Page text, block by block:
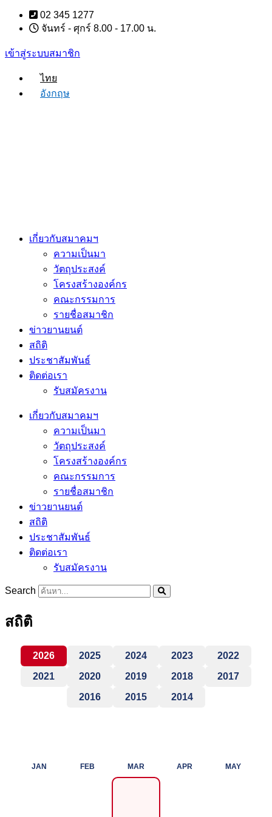
Skip
content
02 345 1277
จันทร์ - ศุกร์ 8.00 - 17.00 น.
เข้าสู่ระบบสมาชิก
ไทย
อังกฤษ
เกี่ยวกับสมาคมฯ
ความเป็นมา
วัตถุประสงค์
โครงสร้างองค์กร
คณะกรรมการ
รายชื่อสมาชิก
ข่าวยานยนต์
สถิติ
ประชาสัมพันธ์
ติดต่อเรา
รับสมัครงาน
เกี่ยวกับสมาคมฯ
ความเป็นมา
วัตถุประสงค์
โครงสร้างองค์กร
คณะกรรมการ
รายชื่อสมาชิก
ข่าวยานยนต์
สถิติ
ประชาสัมพันธ์
ติดต่อเรา
รับสมัครงาน
Search
สถิติ
2026 2025 2024 2023
2022
2021
2020 2019 2018
2017
2016
2015 2014
JAN FEB MAR APR MAY